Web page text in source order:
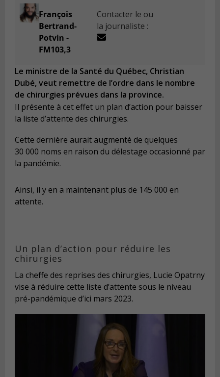
François
Bertrand-
Potvin -
FM103,3
Contacter le ou
la journaliste :
Le ministre de la Santé du Québec, Christian
Dubé, veut remettre de l’ordre dans le nombre
de chirurgies prévues dans la province.
Il présente à cet effet un plan d’action pour baisser
la liste d’attente des chirurgies.
Cette dernière aurait augmenté de quelques
30 000 noms en raison du délestage occasionné par
la pandémie.
Ainsi, il y en a maintenant plus de 145 000 en
attente.
Un plan d’action pour réduire les
chirurgies
La cheffe des reprises des chirurgies, Lucie Opatrny
vise à réduire cette liste d’attente sous le niveau
pré-pandémique d’ici mars 2023.